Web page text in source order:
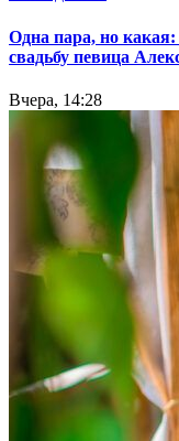
Одна пара, но
свадьбу певица
Вчера, 14:28